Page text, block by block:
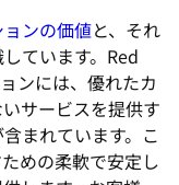
ンの価値と、それ
ています。Red
ンには、優れたカ
サービスを提供す
まれています。こ
めの柔軟で安定し